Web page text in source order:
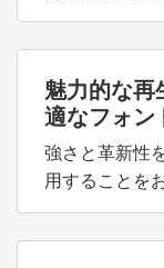
魅力的な再
適なフォン
強さと革新性
用することを